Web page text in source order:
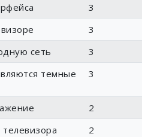
3
3
сеть
3
темные
3
2
2